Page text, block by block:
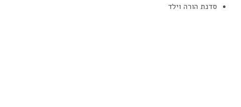
סדנת הורה וילד